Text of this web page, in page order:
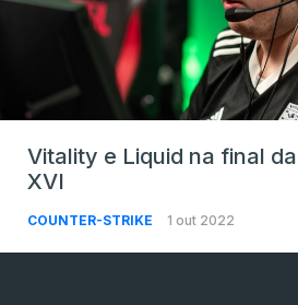
Vitality e Liquid na final
XVI
COUNTER-STRIKE 1 out 2022